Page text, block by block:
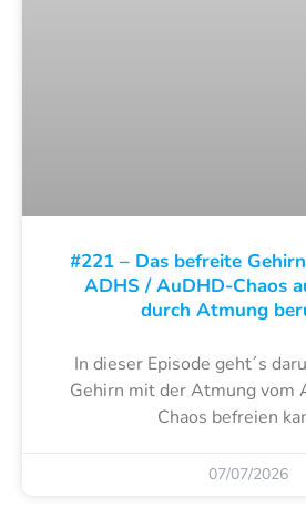
#221 – Das befreite
ADHS / AuDHD-Chaos
durch Atmung
In dieser Episode geht´s
Gehirn mit der Atmung vom
Chaos befreien
07/07/2026